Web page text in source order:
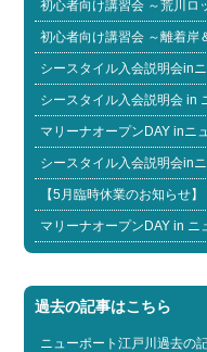
初心者向け講習会 ～荒川ロ
初心者向け講習会 ～離着岸
シースタイル入会説明会in
シースタイル入会説明会 in
マリーナオープンDAY inニ
シースタイル入会説明会in
【5月臨時休業のお知らせ】
マリーナオープンDAY in ニ
過去の記事はこちら
ニューポート江戸川過去の